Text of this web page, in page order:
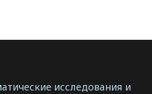
исследования и